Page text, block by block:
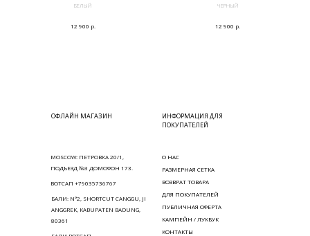
БЕЛЫЙ
12 900 р.
ЧЕРНЫЙ
12 900 р.
КОНТАКТЫ
ВОЗВРАТ ТОВАРА
ДЛЯ ПОКУПАТЕЛЕЙ
О НАС
РАЗМЕРНАЯ СЕТКА
ОФЛАЙН МАГАЗИН
ИНФОРМАЦИЯ ДЛЯ
ПОКУПАТЕЛЕЙ
ПУБЛИЧНАЯ ОФЕРТА
КАМПЕЙН / ЛУКБУК
БАЛИ: N°2, SHORTCUT CANGGU, JI
ANGGREK, KABUPATEN BADUNG,
80361
MOSCOW: ПЕТРОВКА 20/1,
ПОДЪЕЗД №3 ДОМОФОН 173.
ВОТСАП +79035736767